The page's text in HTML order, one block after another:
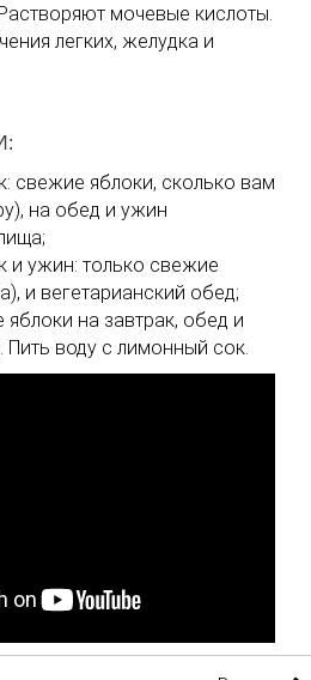
мочевые кислоты.
легких, желудка и
свежие яблоки, сколько вам
на обед и ужин
и ужин: только свежие
и вегетарианский обед;
на завтрак, обед и
Пить воду с лимонный сок.